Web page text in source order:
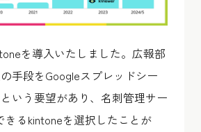
を導入いたしました。広報部
手段をGoogleスプレッドシー
いう要望があり、名刺管理サー
きるkintoneを選択したことが